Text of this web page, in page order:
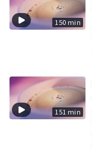
150 min
151 min